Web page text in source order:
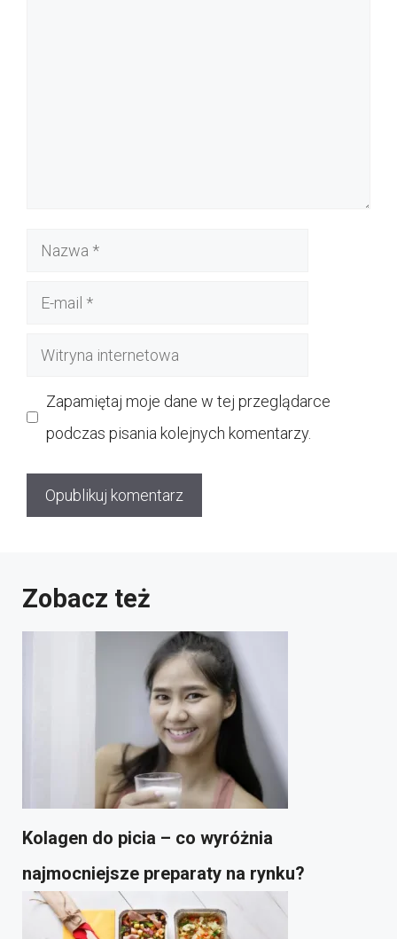
Nazwa
Witryna
Zapamiętaj moje dane w tej przeglądarce
podczas pisania kolejnych komentarzy.
Zobacz też
Kolagen do picia – co wyróżnia
najmocniejsze preparaty na rynku?